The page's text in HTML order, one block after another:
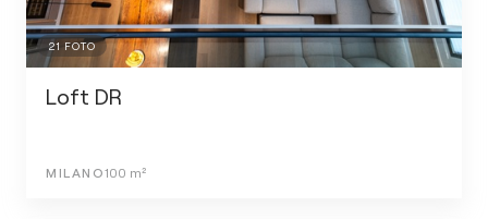
21 FOTO
Loft DR
MILANO100 m²